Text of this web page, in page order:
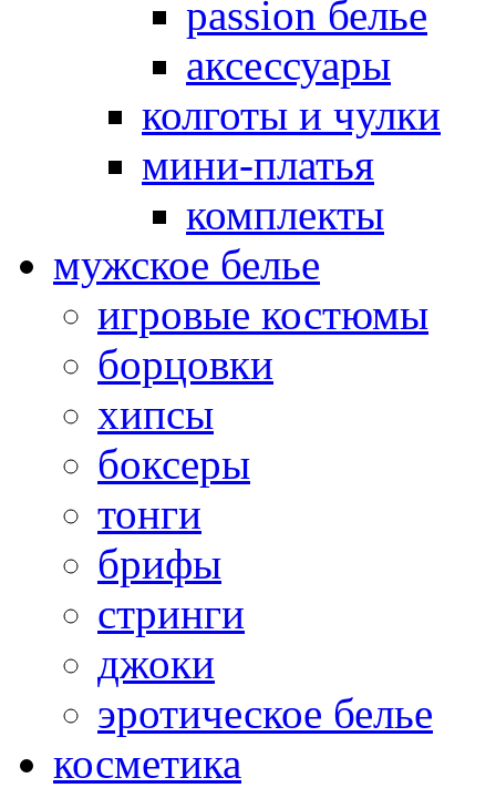
passion белье
аксессуары
колготы и чулки
мини-платья
комплекты
мужское белье
игровые костюмы
борцовки
хипсы
боксеры
тонги
брифы
стринги
джоки
эротическое белье
косметика